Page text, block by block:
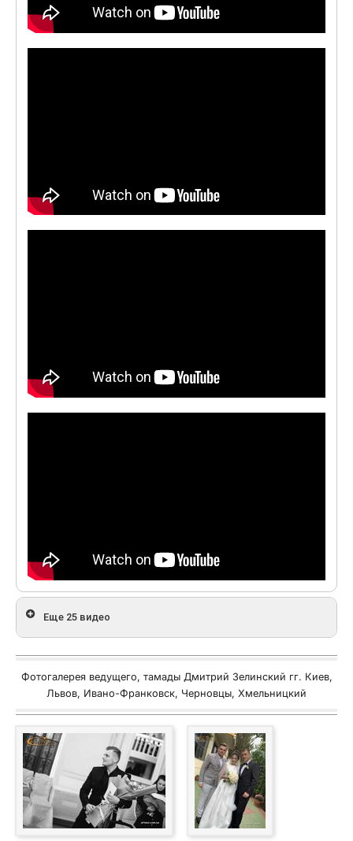
Еще 25 видео
Фотогалерея ведущего, тамады Дмитрий Зелинский гг. Киев,
Львов, Ивано-Франковск, Черновцы, Хмельницкий